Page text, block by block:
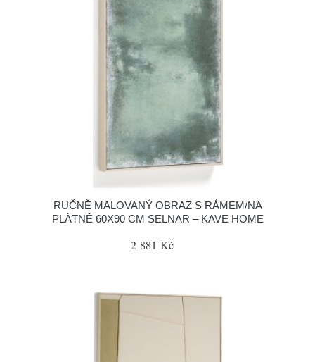
RUČNĚ MALOVANÝ OBRAZ S RÁMEM/NA
PLÁTNĚ 60X90 CM SELNAR – KAVE HOME
2 881 Kč